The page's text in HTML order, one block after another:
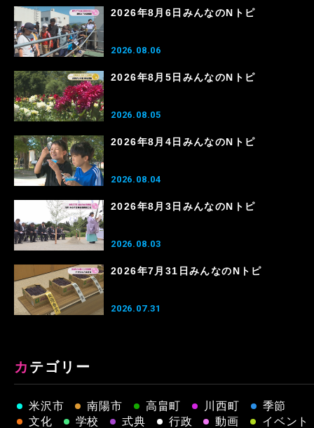
2026年8月6日みんなのNトピ
2026.08.06
2026年8月5日みんなのNトピ
2026.08.05
2026年8月4日みんなのNトピ
2026.08.04
2026年8月3日みんなのNトピ
2026.08.03
2026年7月31日みんなのNトピ
2026.07.31
カテゴリー
米沢市 南陽市 高畠町 川西町
季節
文化
学校 式典 行政 動画
イベント